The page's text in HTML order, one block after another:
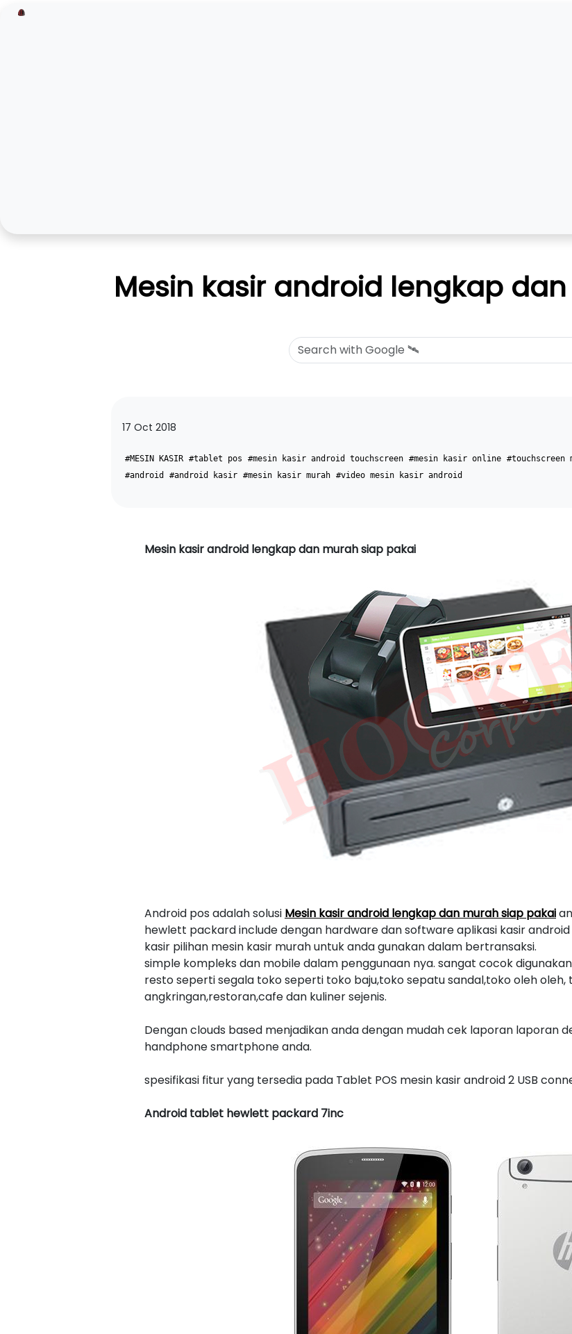
Mesin kasir android lengkap
17 Oct 2018
#MESIN KASIR #tablet pos #mesin kasir android touchscreen #mesin kasir online #touchscreen
#android
#android kasir #mesin kasir murah #video mesin kasir android
Mesin kasir android lengkap dan murah siap pakai
Android pos adalah solusi Mesin kasir android lengkap dan murah siap pakai
hewlett packard include dengan hardware dan software aplikasi kasir
kasir pilihan mesin kasir murah untuk anda gunakan dalam bertransaksi.
simple kompleks dan mobile dalam penggunaan nya. sangat cocok
resto seperti segala toko seperti toko baju,toko sepatu sandal,toko oleh oleh,
angkringan,restoran,cafe dan kuliner sejenis.
Dengan clouds based menjadikan anda dengan mudah cek laporan laporan
handphone smartphone anda.
spesifikasi fitur yang tersedia pada Tablet POS mesin kasir android 2 USB
Android tablet hewlett packard 7inc